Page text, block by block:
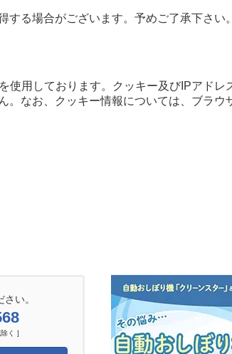
る場合がございます。予めご了承下さい
用しております。クッキー及びIPアドレ
なお、クッキー情報については、ブラウ
い。
く ]